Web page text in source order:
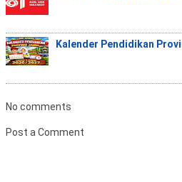
Kalender Pendidikan
No comments
Post a Comment